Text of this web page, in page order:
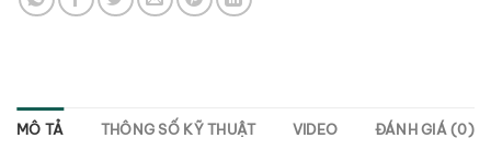
MÔ TẢ THÔNG SỐ KỸ THUẬT VIDEO ĐÁNH GIÁ (0)